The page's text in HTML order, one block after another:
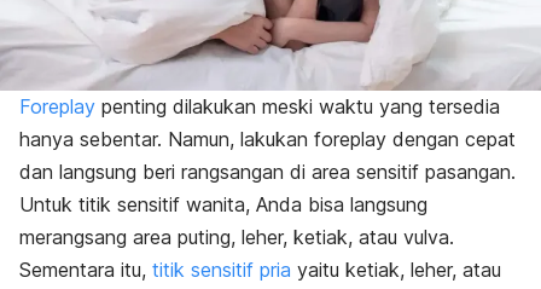
Foreplay penting dilakukan meski waktu yang tersedia
hanya sebentar. Namun, lakukan foreplay dengan cepat
dan langsung beri rangsangan di area sensitif pasangan.
Untuk titik sensitif wanita, Anda bisa langsung
merangsang area puting, leher, ketiak, atau vulva.
Sementara itu, titik sensitif pria yaitu ketiak, leher, atau